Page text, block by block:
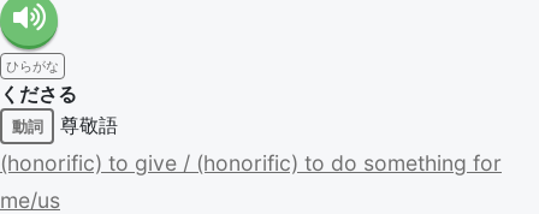
ひらがな
くださる
動詞 尊敬語
(honorific) to give / (honorific) to do something for
me/us